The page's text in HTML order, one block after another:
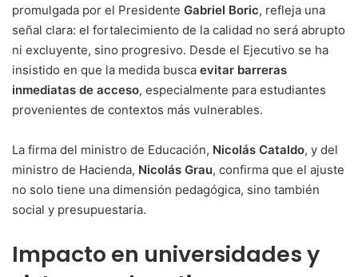
promulgada por el Presidente Gabriel Boric, refleja una
señal clara: el fortalecimiento de la calidad no será abrupto
ni excluyente, sino progresivo. Desde el Ejecutivo se ha
insistido en que la medida busca evitar barreras
inmediatas de acceso, especialmente para estudiantes
provenientes de contextos más vulnerables.
La firma del ministro de Educación, Nicolás Cataldo, y del
ministro de Hacienda, Nicolás Grau, confirma que el ajuste
no solo tiene una dimensión pedagógica, sino también
social y presupuestaria.
Impacto en universidades y